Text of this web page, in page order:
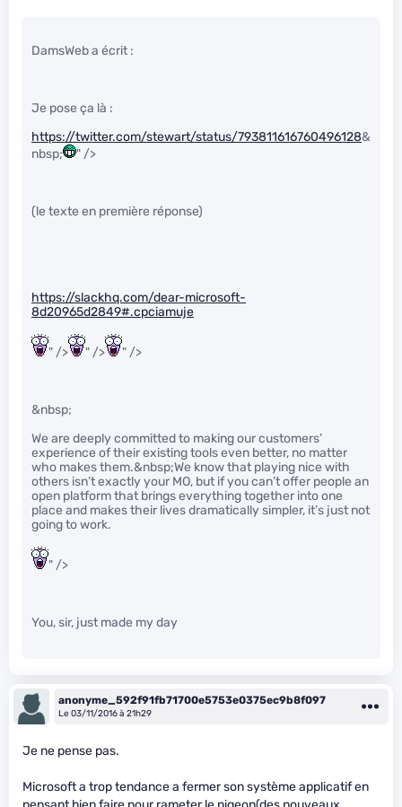
DamsWeb a écrit :
Je pose ça là :
https://twitter.com/stewart/status/793811616760496128&
nbsp;
" />
(le texte en première réponse)
https://slackhq.com/dear-microsoft-
8d20965d2849#.cpciamuje
" /> " /> " />
&nbsp;
We are deeply committed to making our customers’
experience of their existing tools even better, no matter
who makes them.&nbsp;We know that playing nice with
others isn’t exactly your MO, but if you can’t offer people an
open platform that brings everything together into one
place and makes their lives dramatically simpler, it’s just not
going to work.
" />
You, sir, just made my day
anonyme_592f91fb71700e5753e0375ec9b8f097
Le 03/11/2016 à 21h29
Je ne pense pas.
Microsoft a trop tendance a fermer son système applicatif en